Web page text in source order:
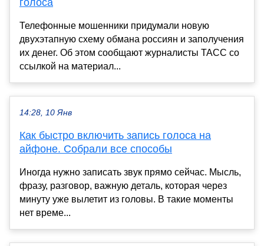
голоса
Телефонные мошенники придумали новую
двухэтапную схему обмана россиян и заполучения
их денег. Об этом сообщают журналисты ТАСС со
ссылкой на материал...
14:28, 10 Янв
Как быстро включить запись голоса на
айфоне. Собрали все способы
Иногда нужно записать звук прямо сейчас. Мысль,
фразу, разговор, важную деталь, которая через
минуту уже вылетит из головы. В такие моменты
нет време...